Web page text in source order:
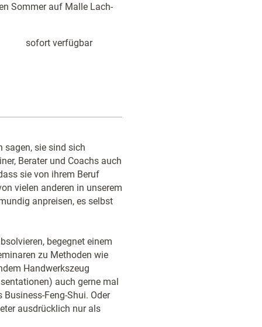
Sommer auf Malle Lach-
sofort verfügbar
sagen, sie sind sich
Berater und Coachs auch
sie von ihrem Beruf
vielen anderen in unserem
anpreisen, es selbst
begegnet einem
zu Methoden wie
Handwerkszeug
auch gerne mal
Feng-Shui. Oder
ausdrücklich nur als